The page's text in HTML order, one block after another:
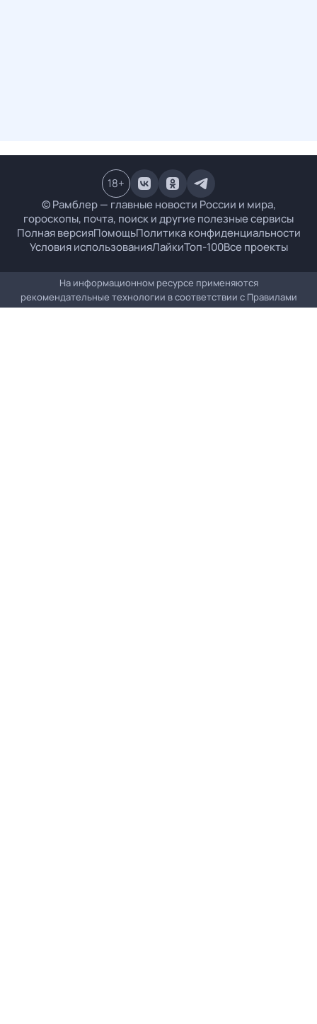
© Рамблер — главные новости России и мира,
гороскопы, почта, поиск и другие полезные сервисы
Полная версияПомощьПолитика конфиденциальности
Условия использованияЛайкиТоп-100Все проекты
18+
На информационном ресурсе применяются
рекомендательные технологии в соответствии с Правилами